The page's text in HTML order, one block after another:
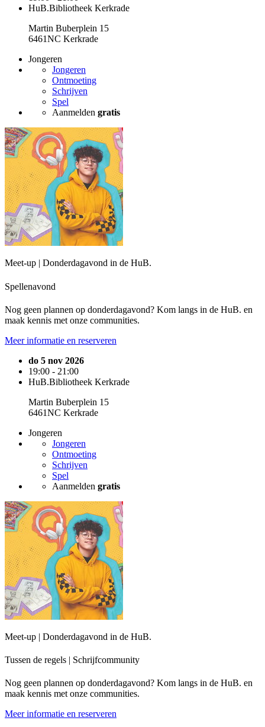
HuB.Bibliotheek Kerkrade
Martin Buberplein 15
6461NC Kerkrade
Jongeren
Jongeren
Ontmoeting
Schrijven
Spel
Aanmelden gratis
Meet-up | Donderdagavond in de HuB.
Spellenavond
Nog geen plannen op donderdagavond? Kom langs in de HuB. en
maak kennis met onze communities.
Meer informatie en reserveren
do 5 nov 2026
19:00 - 21:00
HuB.Bibliotheek Kerkrade
Martin Buberplein 15
6461NC Kerkrade
Jongeren
Jongeren
Ontmoeting
Schrijven
Spel
Aanmelden gratis
Meet-up | Donderdagavond in de HuB.
Tussen de regels | Schrijfcommunity
Nog geen plannen op donderdagavond? Kom langs in de HuB. en
maak kennis met onze communities.
Meer informatie en reserveren